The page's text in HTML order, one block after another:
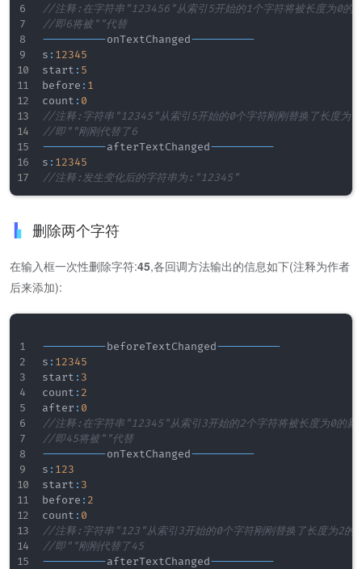
//注释:在字符串"123456"从索引5开始的1个字符将被长度为0的
//即6将被""代替
----------onTextChanged----------
s : 12345
start : 5
before : 1
count : 0
//注释:字符串"12345"从索引5开始的0个字符刚刚替换了长度为1
//即""刚刚代替了6
----------afterTextChanged----------
s : 12345
//注释:发生变化后的字符串为:"12345"
删除两个字符
在输入框一次性删除字符:45,各回调方法输出的信息如下(注释为作者
后来添加):
----------beforeTextChanged----------
s : 12345
start : 3
count : 2
after : 0
//注释:在字符串"12345"从索引3开始的2个字符将被长度为0的新
//即45将被""代替
----------onTextChanged----------
s : 123
start : 3
before : 2
count : 0
//注释:字符串"123"从索引3开始的0个字符刚刚替换了长度为2的
//即""刚刚代替了45
----------afterTextChanged----------